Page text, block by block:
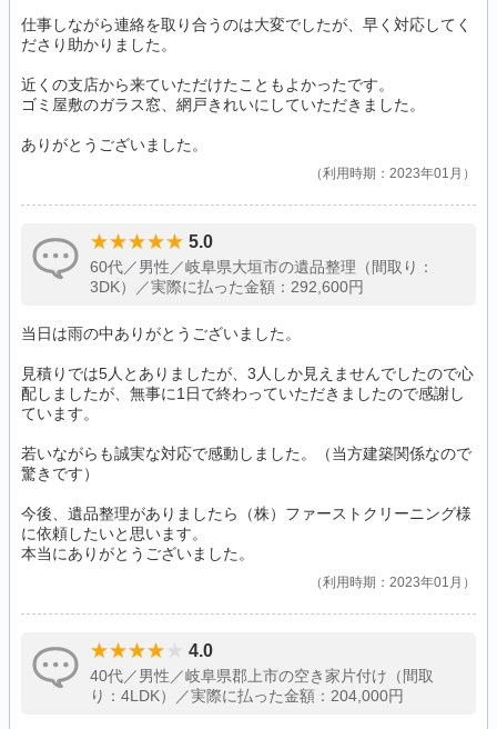
仕事しながら連絡を取り合うのは大変でしたが、早く対応してく
ださり助かりました。
近くの支店から来ていただけたこともよかったです。
ゴミ屋敷のガラス窓、網戸きれいにしていただきました。
ありがとうございました。
利用時期：2023年01月
5.0
60代／男性／岐阜県大垣市の遺品整理（間取り：
3DK）／実際に払った金額：292,600円
当日は雨の中ありがとうございました。
見積りでは5人とありましたが、3人しか見えませんでしたので心
配しましたが、無事に1日で終わっていただきましたので感謝し
ています。
若いながらも誠実な対応で感動しました。（当方建築関係なので
驚きです）
今後、遺品整理がありましたら（株）ファーストクリーニング様
に依頼したいと思います。
本当にありがとうございました。
利用時期：2023年01月
4.0
40代／男性／岐阜県郡上市の空き家片付け（間取
り：4LDK）／実際に払った金額：204,000円